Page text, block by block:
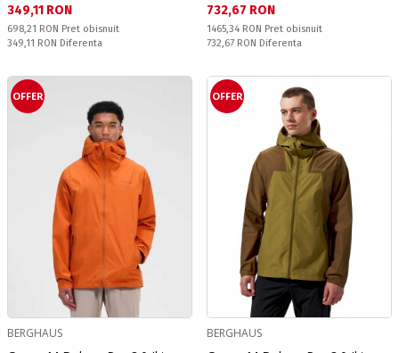
Текуща цена:
349,11 RON
Pret obisnuit:
698,21 RON Pret obisnuit
Спестявате:
349,11 RON Diferenta
Текуща цена:
732,67 RON
Pret obisnuit:
1465,34 RON Pret obisnuit
Спестявате:
732,67 RON Diferenta
OFFER
BERGHAUS
OFFER
BERGHAUS